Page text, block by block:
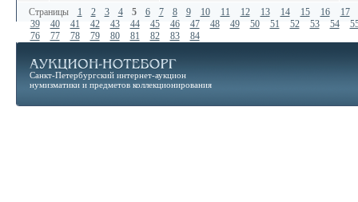
Страницы 1 2 3 4 5 6 7 8 9 10 11 12 13 14 15 16
17
39
40 41 42 43 44 45 46 47 48 49 50 51 52 53 54
76
77 78 79 80 81 82 83 84
Санкт-Петербургский интернет-аукцион
нумизматики и предметов коллекционирования